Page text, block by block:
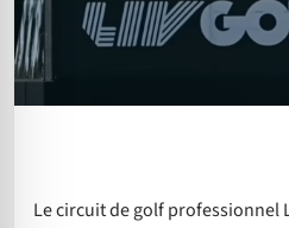
Le circuit de golf professionnel